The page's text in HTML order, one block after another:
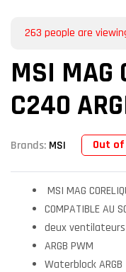
263 people are
MSI MAG
C240
Brands: MSI Out
MSI MAG
COMPATIBLE AU
deux
ARGB PWM
Waterblock ARGB